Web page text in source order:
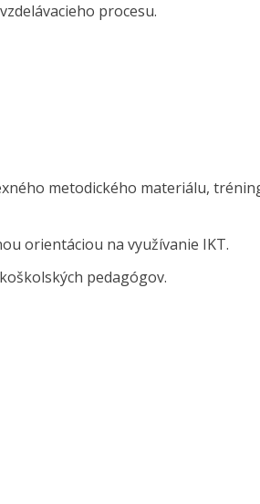
procesu.
metodického materiálu,
orientáciou na využívanie IKT.
pedagógov.